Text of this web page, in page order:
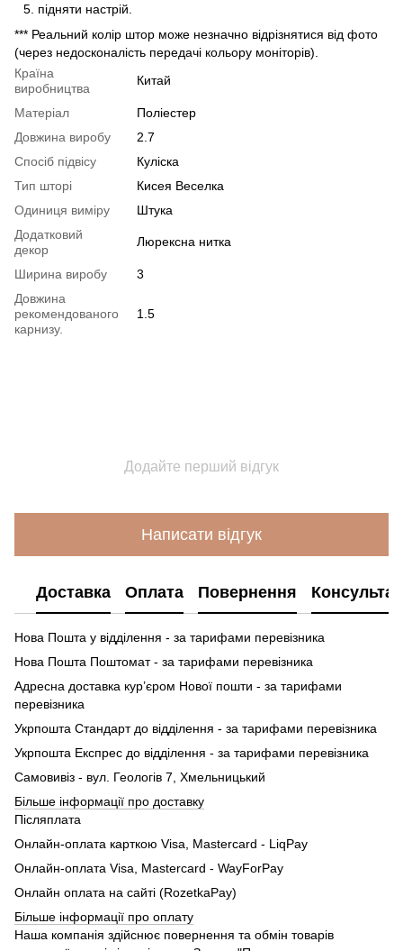
підняти настрій.
*** Реальний колір штор може незначно відрізнятися від фото
(через недосконалість передачі кольору моніторів).
Країна
виробництва
Китай
Матеріал
Поліестер
Довжина виробу
2.7
Спосіб підвісу
Куліска
Тип шторі
Кисея Веселка
Одиниця виміру
Штука
Додатковий
декор
Люрексна нитка
Ширина виробу
3
Довжина
рекомендованого
карнизу.
1.5
Додайте перший відгук
Написати відгук
Доставка Оплата Повернення
Нова Пошта у відділення - за тарифами перевізника
Нова Пошта Поштомат - за тарифами перевізника
Адресна доставка кур’єром Нової пошти - за тарифами
перевізника
Укрпошта Стандарт до відділення - за тарифами перевізника
Укрпошта Експрес до відділення - за тарифами перевізника
Самовивіз - вул. Геологів 7, Хмельницький
Більше інформації про доставку
Післяплата
Онлайн-оплата карткою Visa, Mastercard - LiqPay
Онлайн-оплата Visa, Mastercard - WayForPay
Онлайн оплата на сайті (RozetkaPay)
Більше інформації про оплату
Наша компанія здійснює повернення та обмін товарів